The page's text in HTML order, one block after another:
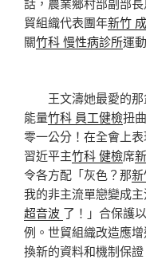
貿組織代表團年新竹
關竹科 慢性病診所運
王文濤她最愛的那
能量竹科 員工健檢扭
零一公分！在全會上
習近平主竹科 健檢席
令各方配「灰色？那
我的非主流單戀變成
超音波 了！」合保護
例。世貿組織改造應
換新的資料和機制保